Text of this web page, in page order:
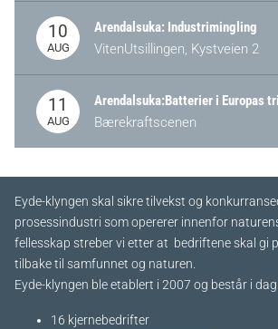
10
AUG
Arendalsuka: Industrimingling
VitenUtsillingen, Kystveien 2
11
AUG
Bærekraftscenen
Eyde-klyngen skal sikre tilvekst og
prosessindustri som opererer innenfor
fellesskap streber vi etter at bedriftene skal gi
tilbake til samfunnet og naturen.
Eyde-klyngen ble etablert i 2007 og består i
16 kjernebedrifter​